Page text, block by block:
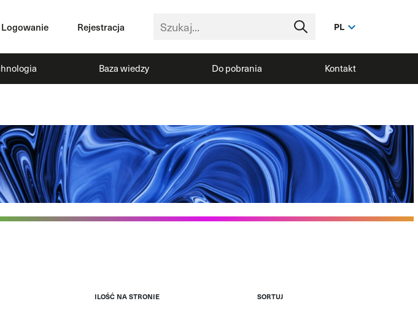
Logowanie Rejestracja PL
Baza wiedzy Do pobrania Kontakt
ILOŚĆ NA STRONIE SORTUJ